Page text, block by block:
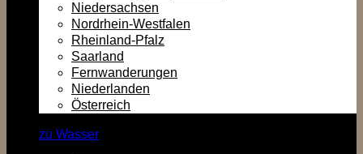
Niedersachsen
Nordrhein-Westfalen
Rheinland-Pfalz
Saarland
Fernwanderungen
Niederlanden
Österreich
zu Wasser